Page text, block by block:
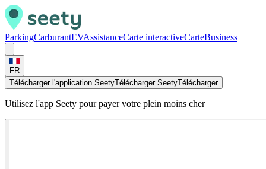
ParkingCarburantEVAssistanceCarte interactiveCarteBusiness
FR
Télécharger l'application SeetyTélécharger SeetyTélécharger
Utilisez l'app Seety pour payer votre plein moins cher